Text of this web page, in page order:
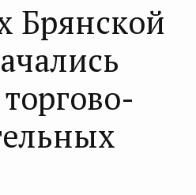
Брянской